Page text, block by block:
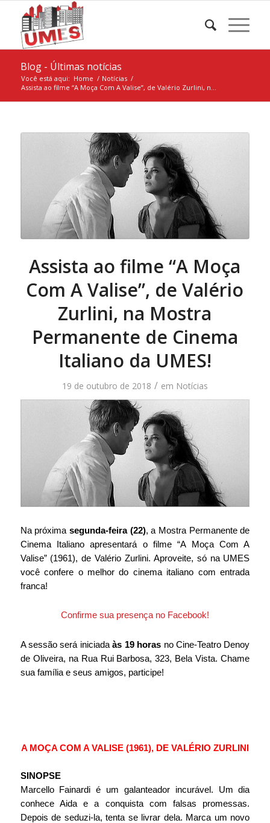
Blog - Últimas notícias
Você está aqui: Home / Notícias /
Assista ao filme “A Moça Com A Valise”, de Valério Zurlini, n...
Assista ao filme “A Moça
Com A Valise”, de Valério
Zurlini, na Mostra
Permanente de Cinema
Italiano da UMES!
19 de outubro de 2018 / em Notícias
Na próxima segunda-feira (22), a Mostra Permanente de
Cinema Italiano apresentará o filme “A Moça Com A
Valise” (1961), de Valério Zurlini. Aproveite, só na UMES
você confere o melhor do cinema italiano com entrada
franca!
Confirme sua presença no Facebook!
A sessão será iniciada às 19 horas no Cine-Teatro Denoy
de Oliveira, na Rua Rui Barbosa, 323, Bela Vista. Chame
sua família e seus amigos, participe!
A MOÇA COM A VALISE (1961), DE VALÉRIO ZURLINI
SINOPSE
Marcello Fainardi é um galanteador incurável. Um dia
conhece Aida e a conquista com falsas promessas.
Depois de seduzi-la, tenta se livrar dela. Marca um novo